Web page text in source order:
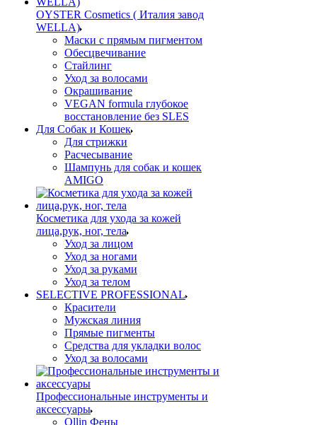
OYSTER Cosmetics ( Италия завод
WELLA)
Маски с прямым пигментом
Обесцвечивание
Стайлинг
Уход за волосами
Окрашивание
VEGAN formula глубокое
восстановление без SLES
Для Собак и Кошек
Для стрижки
Расчесывание
Шампунь для собак и кошек
AMIGO
Косметика для ухода за кожей
лица,рук, ног, тела
Уход за лицом
Уход за ногами
Уход за руками
Уход за телом
SELECTIVE PROFESSIONAL
Красители
Мужская линия
Прямые пигменты
Средства для укладки волос
Уход за волосами
Профессиональные инструменты и
аксессуары
Ollin Фены